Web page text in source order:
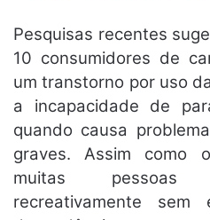
Pesquisas recentes
10 consumidores de
um transtorno por uso
a incapacidade de
quando causa
graves. Assim como
muitas pessoas
recreativamente